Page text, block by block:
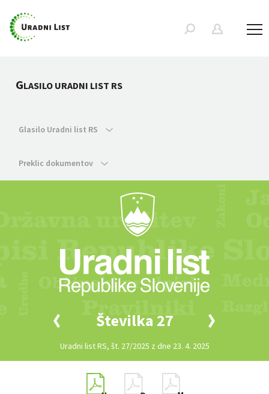
GLASILO URADNI LIST RS
Glasilo Uradni list RS
Preklic dokumentov
Številka 27
Uradni list RS, št. 27/2025 z dne 23. 4. 2025